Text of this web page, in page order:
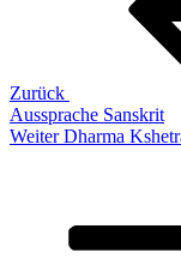
Zurück
Aussprache Sanskrit
Nächster
Weiter Dharma